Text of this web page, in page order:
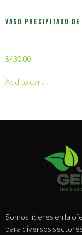
Vaso precipitado de
S/30.00
Add to cart
Somos líderes en la
para diversos